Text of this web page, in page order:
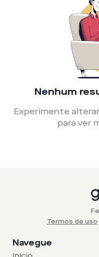
Nenhum
Experimente
para ver
Termos de uso
Navegue